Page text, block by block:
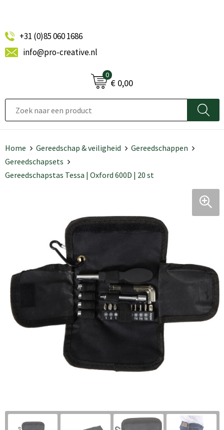
+31 (0)85 060 1686
info@pro-creative.nl
0
€ 0,00
Home Gereedschap & veiligheid
Gereedschappen
Gereedschapsets
Gereedschapstas Tessa | Oxford 600D | 20 st